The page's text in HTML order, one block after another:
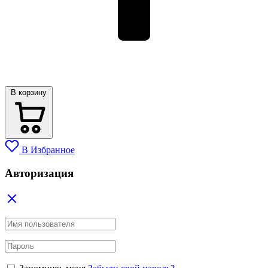
В корзину
В Избранное
Авторизация